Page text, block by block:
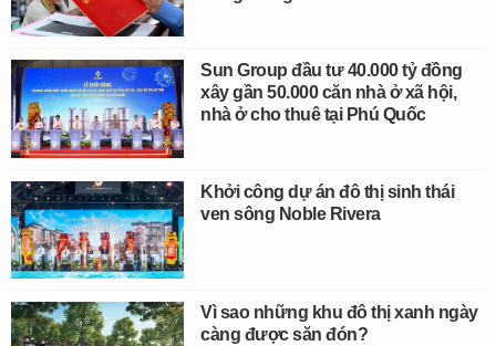
Sun Group đầu tư 40.000 tỷ đồng
xây gần 50.000 căn nhà ở xã hội,
nhà ở cho thuê tại Phú Quốc
Khởi công dự án đô thị sinh thái
ven sông Noble Rivera
Vì sao những khu đô thị xanh ngày
càng được săn đón?